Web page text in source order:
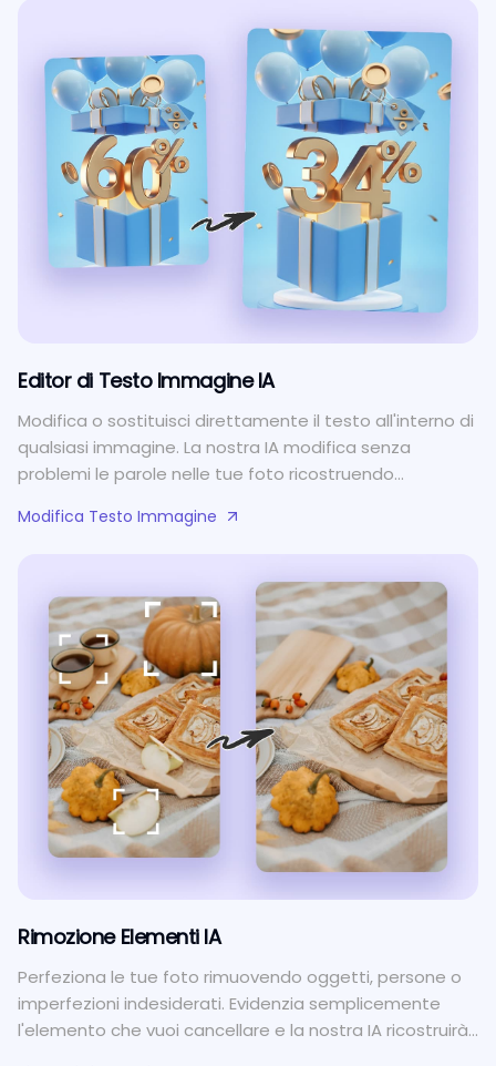
Editor di Testo Immagine IA
Modifica o sostituisci direttamente il testo all'interno di
qualsiasi immagine. La nostra IA modifica senza
problemi le parole nelle tue foto ricostruendo
perfettamente naturale.
Modifica Testo Immagine
Rimozione Elementi IA
Perfeziona le tue foto rimuovendo oggetti, persone o
imperfezioni indesiderati. Evidenzia semplicemente
l'elemento che vuoi cancellare e la nostra IA ricostruirà